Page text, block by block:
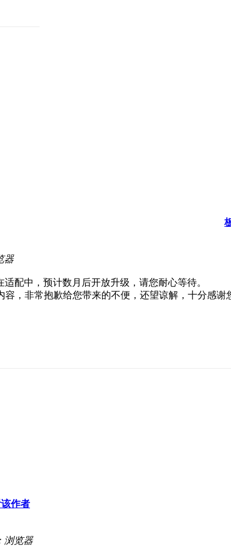
器
配中，预计数月后开放升级，请您耐心等待。
，非常抱歉给您带来的不便，还望谅解，十分感谢
该作者
浏览器